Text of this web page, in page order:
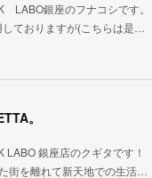
LABO銀座のフナコシです。
ておりますが(こちらは是…
。
LABO 銀座店のクギタです！
街を離れて新天地での生活…